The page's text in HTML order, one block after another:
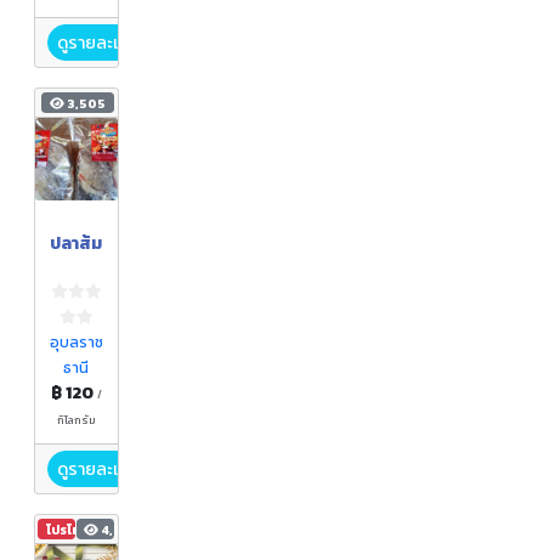
ดูรายละเอียด
3,505
ปลาส้ม
อุบลราช
ธานี
฿ 120 /
กิโลกรัม
ดูรายละเอียด
โปรโมชัน 4,241